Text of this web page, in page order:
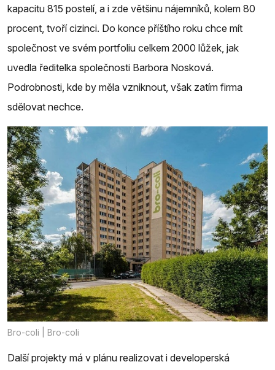
kapacitu 815 postelí, a i zde většinu nájemníků, kolem 80
procent, tvoří cizinci. Do konce příštího roku chce mít
společnost ve svém portfoliu celkem 2000 lůžek, jak
uvedla ředitelka společnosti Barbora Nosková.
Podrobnosti, kde by měla vzniknout, však zatím firma
sdělovat nechce.
Bro-coli | Bro-coli
Další projekty má v plánu realizovat i developerská